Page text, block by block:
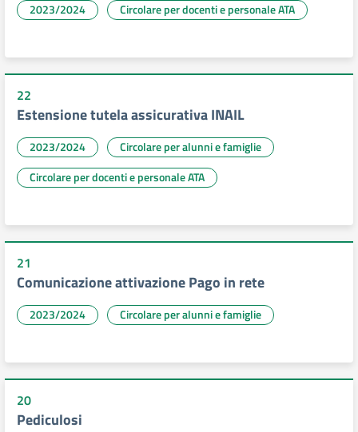
2023/2024 Circolare per docenti e personale ATA
22
Estensione tutela assicurativa INAIL
2023/2024
Circolare per alunni e famiglie
Circolare per docenti e personale ATA
21
Comunicazione attivazione Pago in rete
2023/2024 Circolare per alunni e famiglie
20
Pediculosi